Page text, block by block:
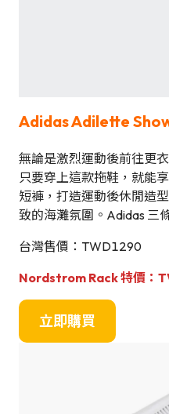
Adidas Adilette
無論是激烈運動後前往更
只要穿上這款拖鞋，就能
短褲，打造運動後休閒造
致的海灘氛圍。Adidas 三
台灣售價：TWD1290
Nordstrom Rack 特價：
立即購買